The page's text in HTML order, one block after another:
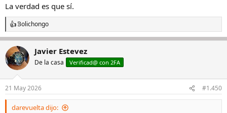
View this content on Instagram
La verdad es que sí.
R
e
a
c
c
i
n
e
s
Bolichongo
Javier Estevez
De la casa Verificad@ con 2FA
21 May 2026 #1.450
darevuelta dijo: